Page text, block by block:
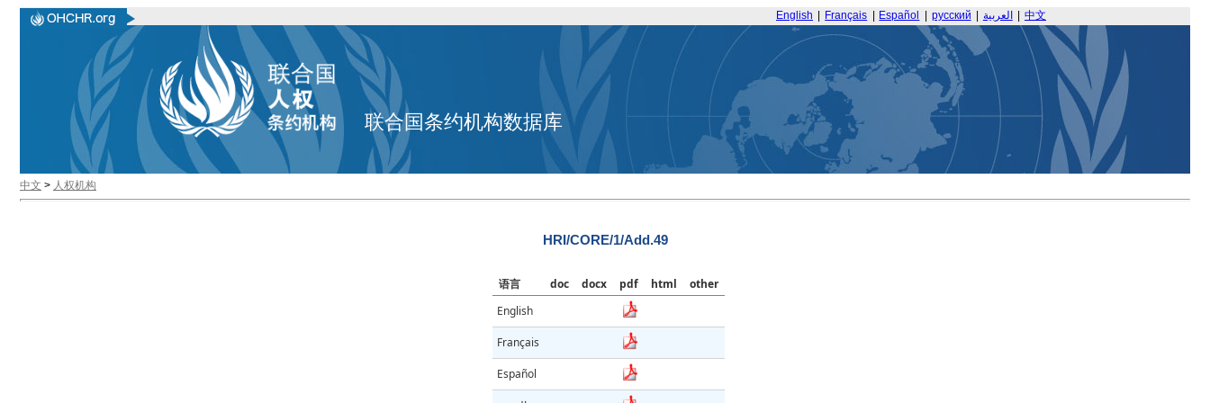
English Français Español русский العربية 中文
联合国条约机构数据库
中文 > 人权机构
HRI/CORE/1/Add.49
语言 doc docx pdf html
other
English
Français
Español